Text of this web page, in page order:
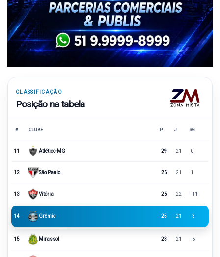
CLASSIFICAÇÃO
Posição na tabela
# CLUBE P J SG
11 Atlético-MG 29 21 0
12 São Paulo 26 21 1
13 Vitória 26 22 -11
14 Grêmio 25 21 -3
15 Mirassol 23 21 -6